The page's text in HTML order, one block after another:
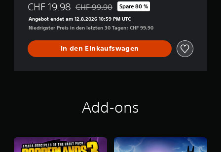
CHF 19.98 Preisnachlass gegenüber dem Originalpreis
CHF 99.90 Spare 80 %
Angebot endet am 12.8.2026 10:59 PM UTC
Niedrigster Preis in den letzten 30 Tagen: CHF 99.90
In den Einkaufswagen
Add-ons